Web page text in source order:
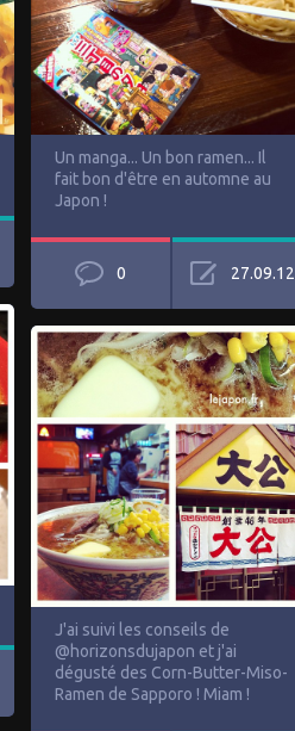
Un manga... Un bon ramen... Il
fait bon d'être en automne au
Japon !
0 27.09.12
J'ai suivi les conseils de
@horizonsdujapon et j'ai
dégusté des Corn-Butter-Miso-
Ramen de Sapporo ! Miam !